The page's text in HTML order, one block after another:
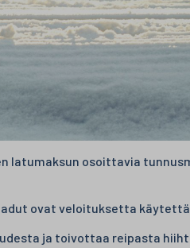
latumaksun osoittavia
ovat veloituksetta
ja toivottaa reipasta